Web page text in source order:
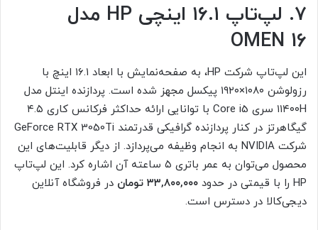
۷. لپ‌تاپ ۱۶.۱ اینچی HP مدل
OMEN 16
این لپ‌تاپ شرکت HP، به صفحه‌نمایش با ابعاد ۱۶.۱ اینچ با
رزولوشن ۱۰۸۰×۱۹۲۰ پیکسل مجهز شده است. پردازنده اینتل مدل
۱۱۴۰۰H سری Core i5 با توانایی ارائه حداکثر فرکانس کاری ۴.۵
گیگاهرتز در کنار پردازنده گرافیکی قدرتمند GeForce RTX 3050Ti
شرکت NVIDIA به انجام وظیفه می‌پردازد. از دیگر قابلیت‌های این
محصول می‌توان به عمر باتری ۵ ساعته آن اشاره کرد. این لپ‌تاپ
HP را با قیمتی در حدود
۳۳,۸۰۰,۰۰۰ تومان
در فروشگاه آنلاین
دیجی‌کالا در دسترس است.